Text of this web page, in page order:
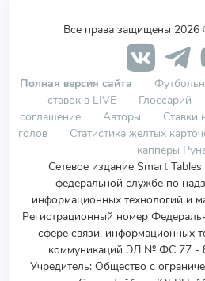
Все права защищены
Полная версия сайта
ставок в LIVE
Глоссарий
соглашение
Авторы Ставки
голов
Статистика желтых
капперы
Сетевое издание Smart
федеральной службе по
информационных технологий и
Регистрационный номер
сфере связи, информационных
коммуникаций ЭЛ № ФС 77 -
Учредитель: Общество с